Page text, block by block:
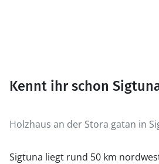
Holzhaus an der Stora gatan in
Kennt ihr schon
Sigtuna liegt rund 50 km